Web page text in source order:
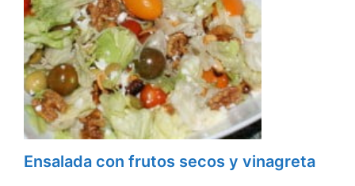
Ensalada con frutos secos y vinagreta